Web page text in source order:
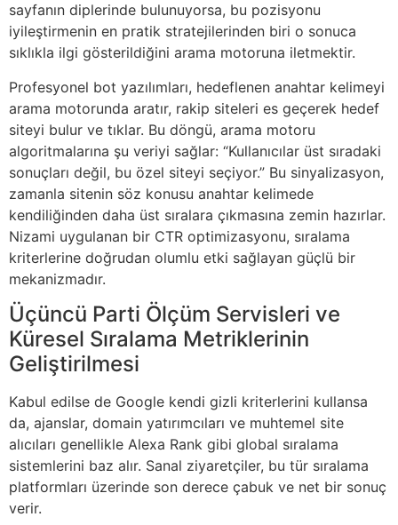
sayfanın diplerinde bulunuyorsa, bu pozisyonu
iyileştirmenin en pratik stratejilerinden biri o sonuca
sıklıkla ilgi gösterildiğini arama motoruna iletmektir.
Profesyonel bot yazılımları, hedeflenen anahtar kelimeyi
arama motorunda aratır, rakip siteleri es geçerek hedef
siteyi bulur ve tıklar. Bu döngü, arama motoru
algoritmalarına şu veriyi sağlar: “Kullanıcılar üst sıradaki
sonuçları değil, bu özel siteyi seçiyor.” Bu sinyalizasyon,
zamanla sitenin söz konusu anahtar kelimede
kendiliğinden daha üst sıralara çıkmasına zemin hazırlar.
Nizami uygulanan bir CTR optimizasyonu, sıralama
kriterlerine doğrudan olumlu etki sağlayan güçlü bir
mekanizmadır.
Üçüncü Parti Ölçüm Servisleri ve
Küresel Sıralama Metriklerinin
Geliştirilmesi
Kabul edilse de Google kendi gizli kriterlerini kullansa
da, ajanslar, domain yatırımcıları ve muhtemel site
alıcıları genellikle Alexa Rank gibi global sıralama
sistemlerini baz alır. Sanal ziyaretçiler, bu tür sıralama
platformları üzerinde son derece çabuk ve net bir sonuç
verir.